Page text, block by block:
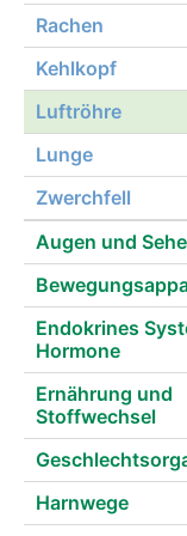
Rachen
Kehlkopf
Luftröhre
Lunge
Zwerchfell
Augen und
Endokrines
Hormone
Ernährung und
Stoffwechsel
Harnwege